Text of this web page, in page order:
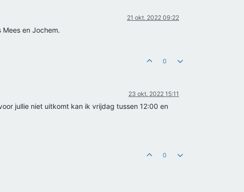
21 okt. 2022 09:22
en Jochem.
0
23 okt. 2022 15:11
jullie niet uitkomt kan ik vrijdag tussen 12:00 en
0